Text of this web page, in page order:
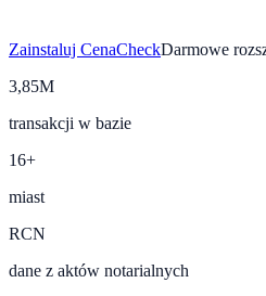
Zainstaluj CenaCheckDarmowe
3,85M
transakcji w bazie
16+
miast
RCN
dane z aktów notarialnych